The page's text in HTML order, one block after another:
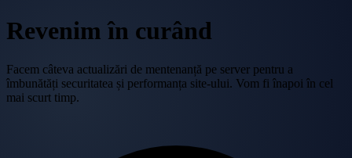
Revenim în curând
Facem câteva actualizări de mentenanță pe server pentru a
îmbunătăți securitatea și performanța site-ului. Vom fi înapoi în cel
mai scurt timp.